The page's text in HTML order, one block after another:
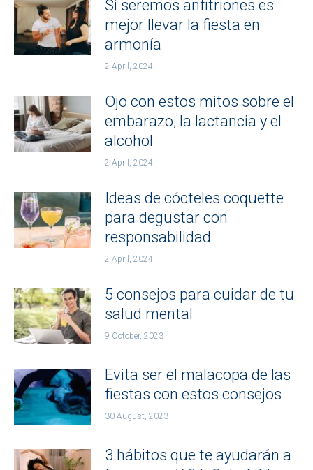
Si seremos anfitriones es
mejor llevar la fiesta en
armonía
2 April, 2024
Ojo con estos mitos sobre el
embarazo, la lactancia y el
alcohol
2 April, 2024
Ideas de cócteles coquette
para degustar con
responsabilidad
2 April, 2024
5 consejos para cuidar de tu
salud mental
9 October, 2023
Evita ser el malacopa de las
fiestas con estos consejos
30 August, 2023
3 hábitos que te ayudarán a